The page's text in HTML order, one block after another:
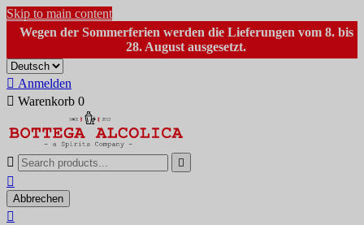
Skip to main content
Wegen der Sommerferien werden die Lieferungen vom 8. bis
28. August ausgesetzt.
 Anmelden
 Warenkorb 0
 

Abbrechen
